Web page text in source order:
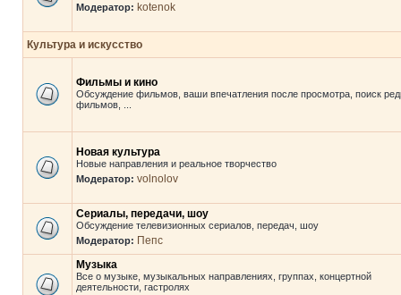
Модератор: kotenok
Культура и искусство
Фильмы и кино
Обсуждение фильмов, ваши впечатления после просмотра, поиск
фильмов, ...
Новая культура
Новые направления и реальное творчество
Модератор: volnolov
Сериалы, передачи, шоу
Обсуждение телевизионных сериалов, передач, шоу
Модератор: Пепс
Музыка
Все о музыке, музыкальных направлениях, группах, концертной
деятельности, гастролях